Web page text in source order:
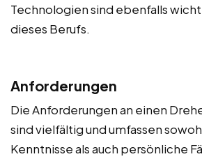
Technologien sind ebenfalls
dieses Berufs.
Anforderungen
Die Anforderungen an einen
sind vielfältig und umfassen
Kenntnisse als auch persönliche